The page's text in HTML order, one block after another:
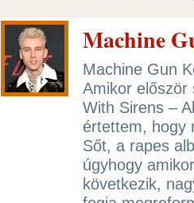
Machine
Machine Gun
Amikor először
With Sirens –
értettem, hogy
Sőt, a rapes
úgyhogy
következik,